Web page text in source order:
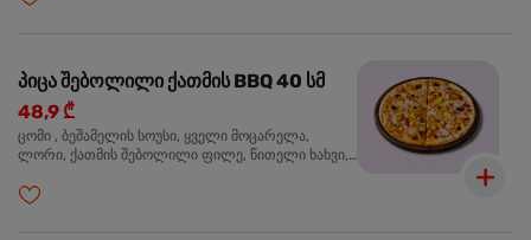
პიცა შებოლილი ქათმის BBQ 40 სმ
48,9 ₾
ცომი , ბეშამელის სოუსი, ყველი მოცარელა,
ლორი, ქათმის შებოლილი ფილე, წითელი ხახვი,
ხალაპენიო, ორეგანო